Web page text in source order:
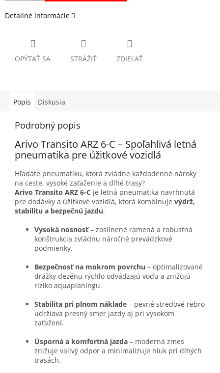
Detailné informácie
OPÝTAŤ SA STRÁŽIŤ ZDIEĽAŤ
Popis Diskusia
Podrobný popis
Arivo Transito ARZ 6-C – Spoľahlivá letná
pneumatika pre úžitkové vozidlá
Hľadáte pneumatiku, ktorá zvládne každodenné nároky
na ceste, vysoké zaťaženie a dlhé trasy?
Arivo Transito ARZ 6-C je letná pneumatika navrhnutá
pre dodávky a úžitkové vozidlá, ktorá kombinuje výdrž,
stabilitu a bezpečnú jazdu.
Vysoká nosnosť– zosilnené ramená a robustná
konštrukcia zvládnu náročné prevádzkové
podmienky.
Bezpečnosť na mokrom povrchu – optimalizované
drážky dezénu rýchlo odvádzajú vodu a znižujú
riziko aquaplaningu.
Stabilita pri plnom náklade – pevné stredové rebro
udržiava presný smer jazdy aj pri vysokom
zaťažení.
Úsporná a komfortná jazda – moderná zmes
znižuje valivý odpor a minimalizuje hluk pri dlhých
trasách.